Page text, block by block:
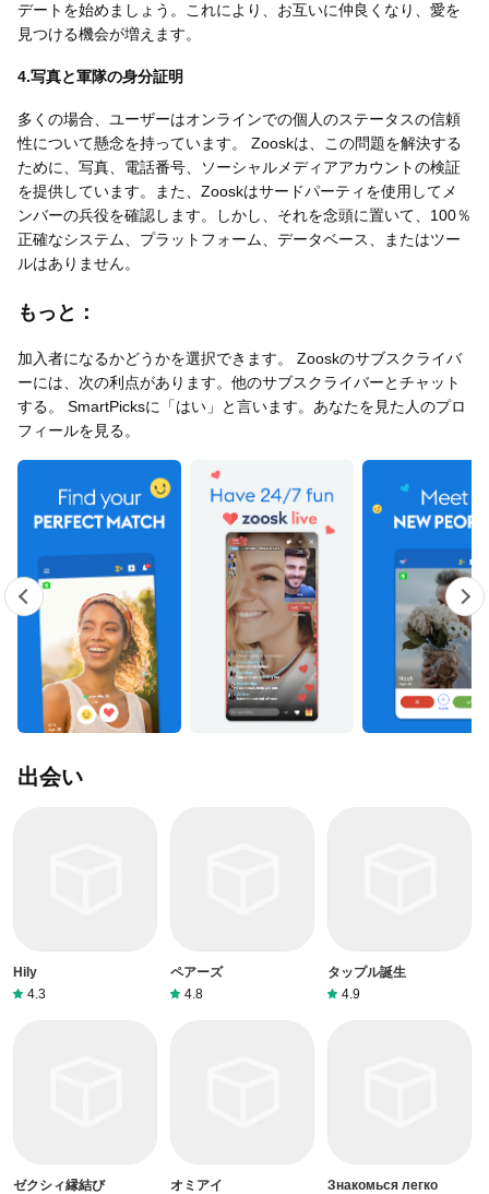
デートを始めましょう。これにより、お互いに仲良くなり、愛を
見つける機会が増えます。
4.写真と軍隊の身分証明
多くの場合、ユーザーはオンラインでの個人のステータスの信頼
性について懸念を持っています。 Zooskは、この問題を解決する
ために、写真、電話番号、ソーシャルメディアアカウントの検証
を提供しています。また、Zooskはサードパーティを使用してメ
ンバーの兵役を確認します。しかし、それを念頭に置いて、100％
正確なシステム、プラットフォーム、データベース、またはツー
ルはありません。
もっと：
加入者になるかどうかを選択できます。 Zooskのサブスクライバ
ーには、次の利点があります。他のサブスクライバーとチャット
する。 SmartPicksに「はい」と言います。あなたを見た人のプロ
フィールを見る。
出会い
Hily
4.3
ペアーズ
4.8
タップル誕生
4.9
ゼクシィ縁結び
オミアイ
Знакомься легко